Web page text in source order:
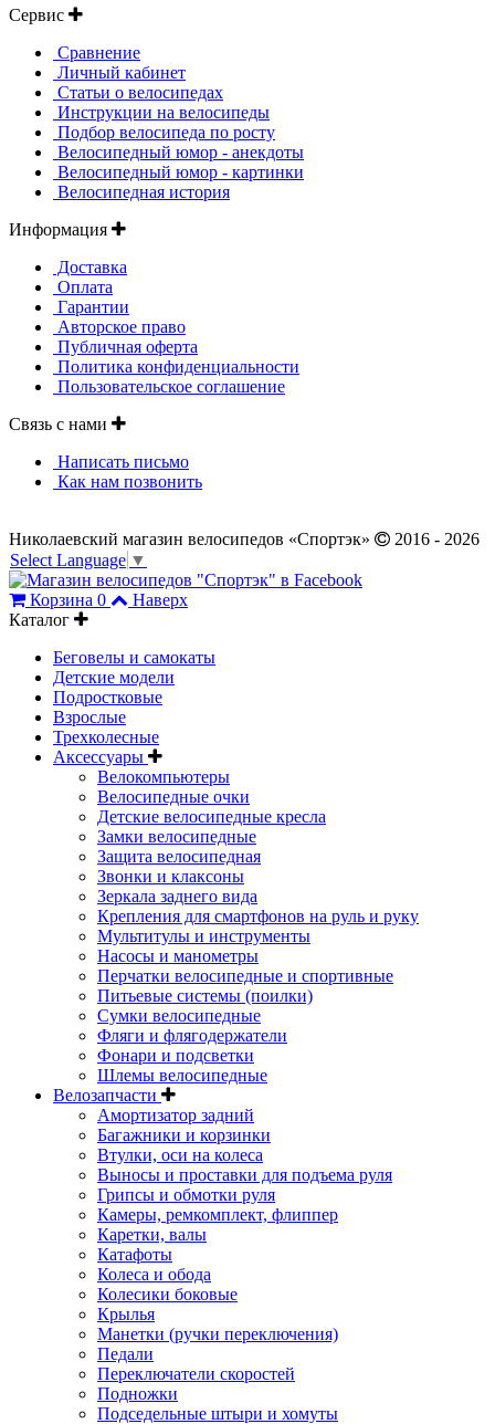
Сервис
Сравнение
Личный кабинет
Статьи о велосипедах
Инструкции на велосипеды
Подбор велосипеда по росту
Велосипедный юмор - анекдоты
Велосипедный юмор - картинки
Велосипедная история
Информация
Доставка
Оплата
Гарантии
Авторское право
Публичная оферта
Политика конфиденциальности
Пользовательское соглашение
Связь с нами
Написать письмо
Как нам позвонить
Николаевский магазин велосипедов «Спортэк»
2016 - 2026
Select Language ▼
Корзина 0
Наверх
Каталог
Беговелы и самокаты
Детские модели
Подростковые
Взрослые
Трехколесные
Аксессуары
Велокомпьютеры
Велосипедные очки
Детские велосипедные кресла
Замки велосипедные
Защита велосипедная
Звонки и клаксоны
Зеркала заднего вида
Крепления для смартфонов на руль и руку
Мультитулы и инструменты
Насосы и манометры
Перчатки велосипедные и спортивные
Питьевые системы (поилки)
Сумки велосипедные
Фляги и флягодержатели
Фонари и подсветки
Шлемы велосипедные
Велозапчасти
Амортизатор задний
Багажники и корзинки
Втулки, оси на колеса
Выносы и проставки для подъема руля
Грипсы и обмотки руля
Камеры, ремкомплект, флиппер
Каретки, валы
Катафоты
Колеса и обода
Колесики боковые
Крылья
Манетки (ручки переключения)
Педали
Переключатели скоростей
Подножки
Подседельные штыри и хомуты